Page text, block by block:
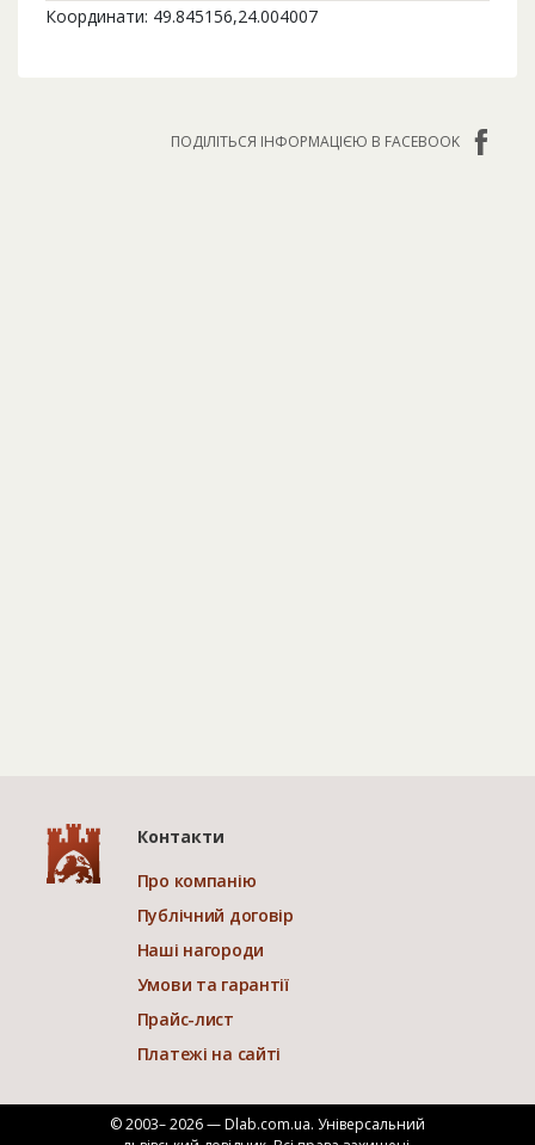
Координати: 49.845156,24.004007
ПОДІЛІТЬСЯ ІНФОРМАЦІЄЮ В FACEBOOK
Контакти
Про компанію
Публічний договір
Наші нагороди
Умови та гарантії
Прайс-лист
Платежі на сайті
© 2003– 2026 — Dlab.com.ua. Універсальний